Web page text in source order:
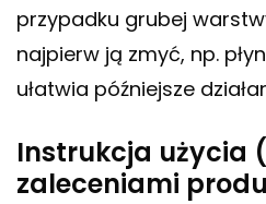
przypadku grubej
najpierw ją zmyć, np.
ułatwia późniejsze
Instrukcja użycia
zaleceniami